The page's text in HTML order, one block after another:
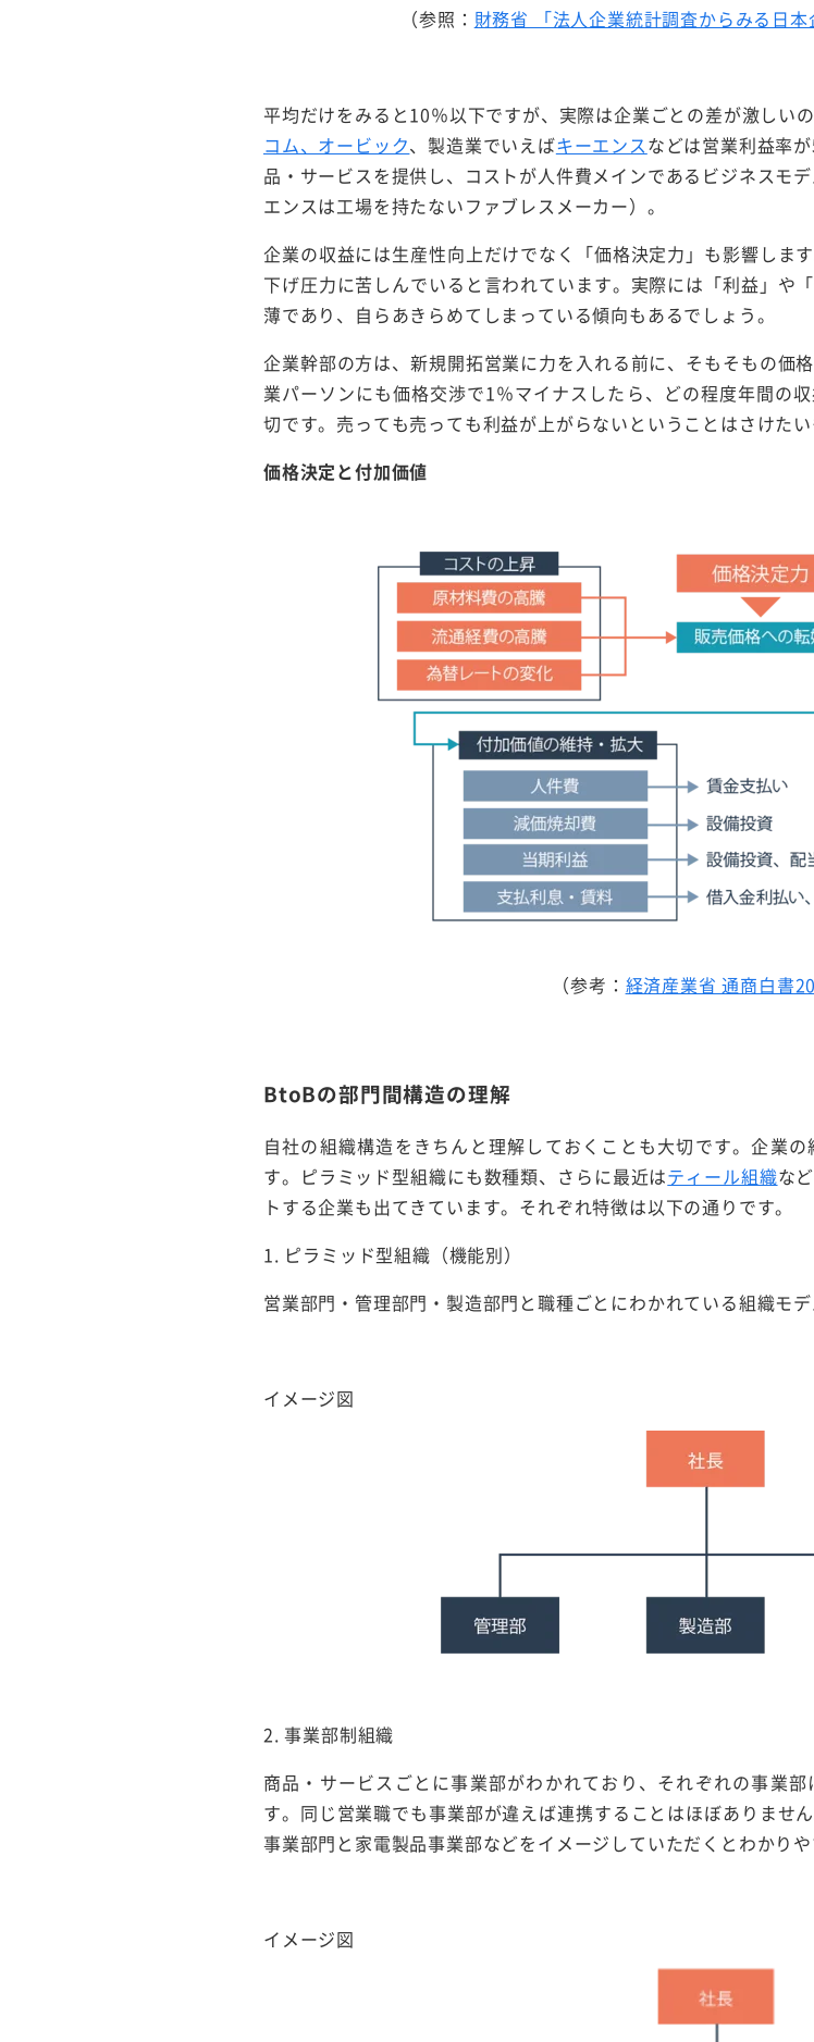
（参照： 財務省 「法人企業統計調査からみる日本
平均だけをみると10％以下ですが、実際は企業ごとの差が激しい
コム、オービック、製造業でいえばキーエンスなどは営業利益率
品・サービスを提供し、コストが人件費メインであるビジネスモ
エンスは工場を持たないファブレスメーカー）。
企業の収益には生産性向上だけでなく「価格決定力」も影響しま
下げ圧力に苦しんでいると言われています。実際には「利益」や
薄であり、自らあきらめてしまっている傾向もあるでしょう。
企業幹部の方は、新規開拓営業に力を入れる前に、そもそもの価
業パーソンにも価格交渉で1％マイナスしたら、どの程度年間の
切です。売っても売っても利益が上がらないということはさけたい
価格決定と付加価値
（参考： 経済産業省 通商白書
BtoBの部門間構造の理解
自社の組織構造をきちんと理解しておくことも大切です。企業
す。ピラミッド型組織にも数種類、さらに最近はティール組織な
トする企業も出てきています。それぞれ特徴は以下の通りです。
1. ピラミッド型組織（機能別）
営業部門・管理部門・製造部門と職種ごとにわかれている組織モデ
イメージ図
2. 事業部制組織
商品・サービスごとに事業部がわかれており、それぞれの事業
す。同じ営業職でも事業部が違えば連携することはほぼありませ
事業部門と家電製品事業部などをイメージしていただくとわかりや
イメージ図